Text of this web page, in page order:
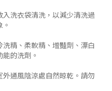
洗衣袋清洗，以減少清洗過
精、柔軟精、增豔劑、漂白
的洗劑。
通風陰涼處自然晾乾。請勿